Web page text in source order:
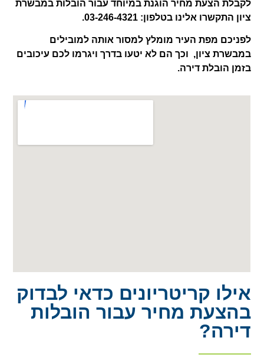
לקבלת הצעת מחיר הוגנת במיוחד עבור הובלות במבשרת
ציון התקשרו אלינו בטלפון: 03-246-4321.
לפניכם מפת העיר מומלץ למסור אותה למובילים
במבשרת ציון, וכך הם לא יטעו בדרך ויגרמו לכם עיכובים
בזמן הובלת דירה.
אילו קריטריונים כדאי לבדוק
בהצעת מחיר עבור הובלות
דירה?